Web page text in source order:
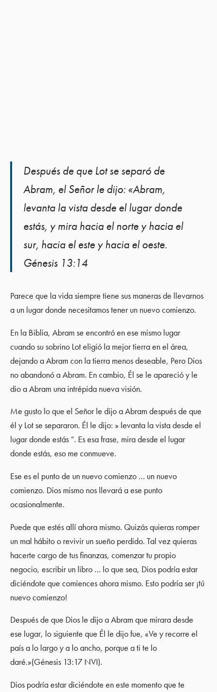
Después de que Lot se separó de
Abram, el Señor le dijo: «Abram,
levanta la vista desde el lugar donde
estás, y mira hacia el norte y hacia el
sur, hacia el este y hacia el oeste.
Génesis 13:14
Parece que la vida siempre tiene sus maneras de llevarnos
a un lugar donde necesitamos tener un nuevo comienzo.
En la Biblia, Abram se encontró en ese mismo lugar
cuando su sobrino Lot eligió la mejor tierra en el área,
dejando a Abram con la tierra menos deseable, Pero Dios
no abandonó a Abram. En cambio, Él se le apareció y le
dio a Abram una intrépida nueva visión.
Me gusto lo que el Señor le dijo a Abram después de que
él y Lot se separaron. Él le dijo: » levanta la vista desde el
lugar donde estás “. Es esa frase, mira desde el lugar
donde estás, eso me conmueve.
Ese es el punto de un nuevo comienzo … un nuevo
comienzo. Dios mismo nos llevará a ese punto
ocasionalmente.
Puede que estés allí ahora mismo. Quizás quieras romper
un mal hábito o revivir un sueño perdido. Tal vez quieras
hacerte cargo de tus finanzas, comenzar tu propio
negocio, escribir un libro … lo que sea, Dios podría estar
diciéndote que comiences ahora mismo. Esto podría ser ¡tú
nuevo comienzo!
Después de que Dios le dijo a Abram que mirara desde
ese lugar, lo siguiente que Él le dijo fue, «Ve y recorre el
país a lo largo y a lo ancho, porque a ti te lo
daré.»(Génesis 13:17 NVI).
Dios podría estar diciéndote en este momento que te